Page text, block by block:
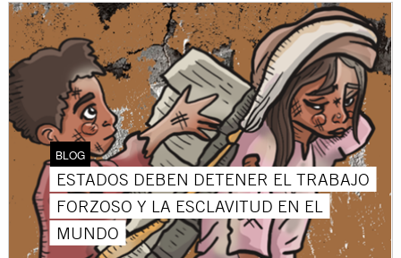
BLOG
ESTADOS DEBEN DETENER EL TRABAJO
FORZOSO Y LA ESCLAVITUD EN EL
MUNDO